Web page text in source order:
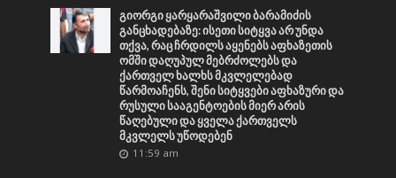
გიორგი ყარყარაშვილი ბარამიძის
განცხადებაზე: ისეთი სიტყვა არ უნდა
თქვა, რაც ჩრდილს აყენებს აფხაზეთის
ომში დაღუპულ მებრძოლებს და
ქართველ ხალხს მკვლელებად
წარმოაჩენს, შენი სიტყვები აფხაზური და
რუსული სააგენტოების მიერ არის
წაღებული და ყველა ქართველს
მკვლელს უწოდებენ
11:59 am